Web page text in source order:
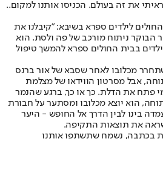
את זה בעולם. הכניסו אותנו למקום..
לילדים ספרא בשיבא: "קיבלנו את
הבוקר ניתוח מורכב של פה ולסת. הוא
בבית החולים ספרא להמשך טיפול
מכלובו לאחר שסבא של אור ברנס
אבל מסרטון הווידאו של מצלמת
פתח את הדלת. כך או כך, ברגע שהנמר
הדלת פתוחה, הוא יוצא מכלובו ומסתער על חבורת
בינו לבין הדרך אל החופש - היער
את תוצאות התקיפה.
בכתבה, נשמח שתשתפו אותנו